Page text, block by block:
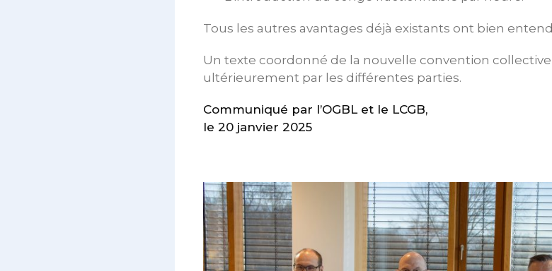
Tous les autres avantages déjà existants ont bien
Un texte coordonné de la nouvelle convention
ultérieurement par les différentes parties.
Communiqué par l’OGBL et le LCGB,
le 20 janvier 2025